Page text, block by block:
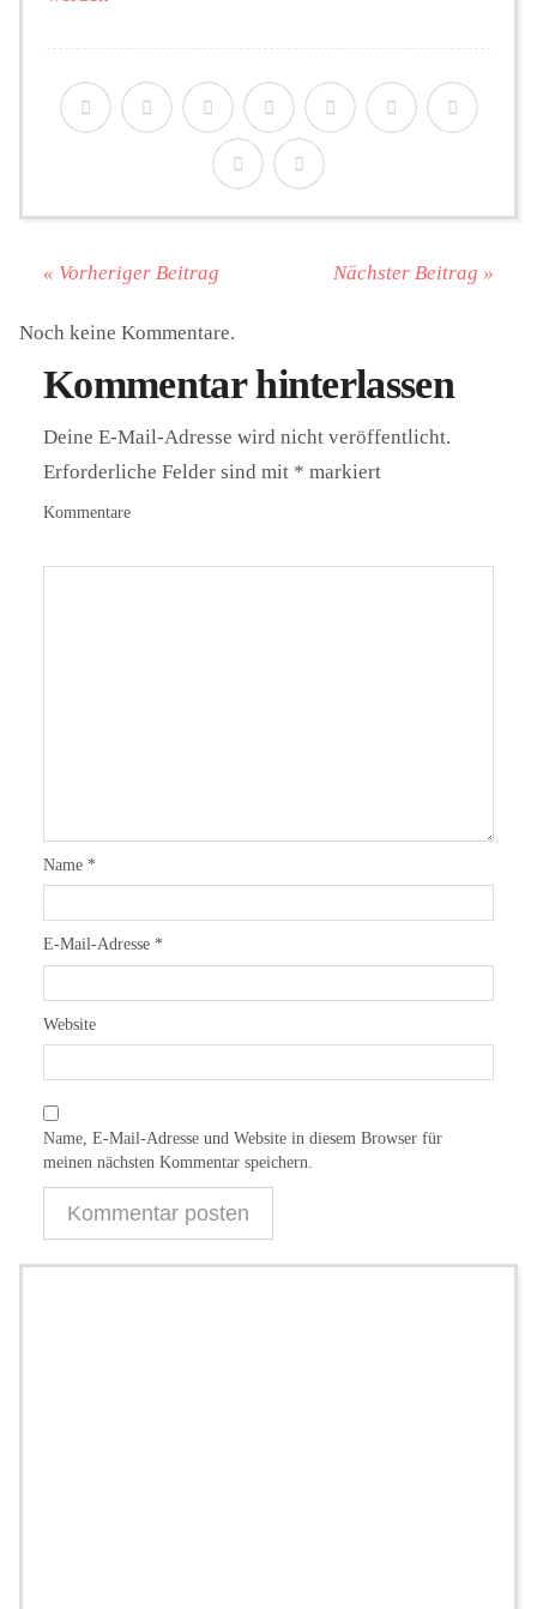
« Vorheriger Beitrag Nächster Beitrag »
Noch keine Kommentare.
Kommentar hinterlassen
Deine E-Mail-Adresse wird nicht veröffentlicht.
Erforderliche Felder sind mit * markiert
Kommentare
Name *
E-Mail-Adresse *
Website
Name, E-Mail-Adresse und Website in diesem Browser für
meinen nächsten Kommentar speichern.